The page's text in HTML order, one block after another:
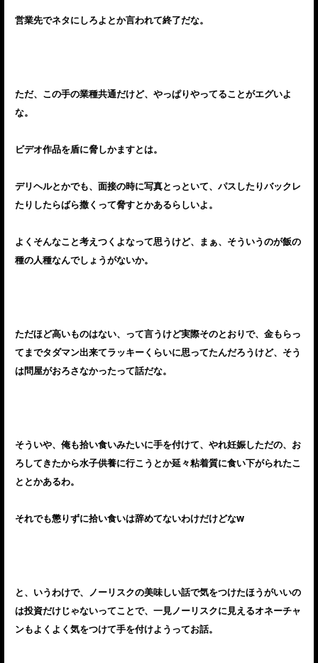
営業先でネタにしろよとか言われて終了だな。
ただ、この手の業種共通だけど、やっぱりやってることがエグいよ
な。
ビデオ作品を盾に脅しかますとは。
デリヘルとかでも、面接の時に写真とっといて、パスしたりバックレ
たりしたらばら撒くって脅すとかあるらしいよ。
よくそんなこと考えつくよなって思うけど、まぁ、そういうのが飯の
種の人種なんでしょうがないか。
ただほど高いものはない、って言うけど実際そのとおりで、金もらっ
てまでタダマン出来てラッキーくらいに思ってたんだろうけど、そう
は問屋がおろさなかったって話だな。
そういや、俺も拾い食いみたいに手を付けて、やれ妊娠しただの、お
ろしてきたから水子供養に行こうとか延々粘着質に食い下がられたこ
ととかあるわ。
それでも懲りずに拾い食いは辞めてないわけだけどなw
と、いうわけで、ノーリスクの美味しい話で気をつけたほうがいいの
は投資だけじゃないってことで、一見ノーリスクに見えるオネーチャ
ンもよくよく気をつけて手を付けようってお話。